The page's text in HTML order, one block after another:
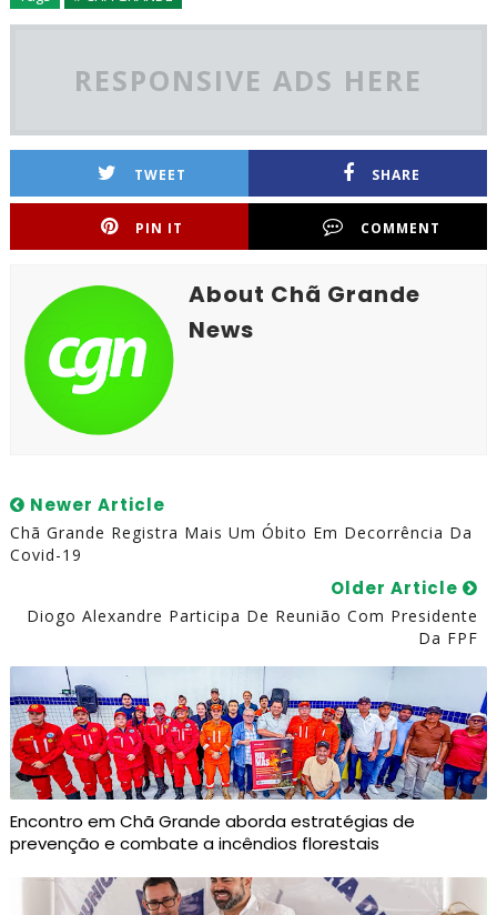
RESPONSIVE ADS HERE
TWEET SHARE
PIN IT COMMENT
About Chã Grande
News
Newer Article
Chã Grande Registra Mais Um Óbito Em Decorrência Da
Covid-19
Older Article
Diogo Alexandre Participa De Reunião Com Presidente
Da FPF
Encontro em Chã Grande aborda estratégias de
prevenção e combate a incêndios florestais